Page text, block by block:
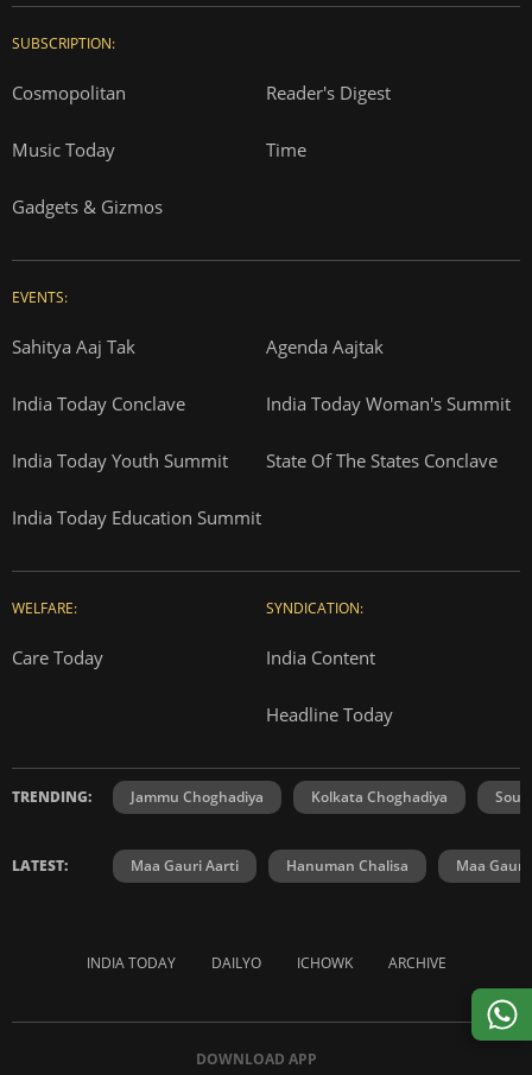
SUBSCRIPTION:
Cosmopolitan Reader's Digest
Music Today Time
Gadgets & Gizmos
EVENTS:
Sahitya Aaj Tak Agenda Aajtak
India Today Conclave India Today Woman's Summit
India Today Youth Summit State Of The States Conclave
India Today Education Summit
WELFARE:
Care Today
SYNDICATION:
India Content
Headline Today
TRENDING: Jammu Choghadiya Kolkata Choghadiya
LATEST: Maa Gauri Aarti Hanuman Chalisa Maa Gauri
INDIA TODAY DAILYO ICHOWK ARCHIVE
DOWNLOAD APP